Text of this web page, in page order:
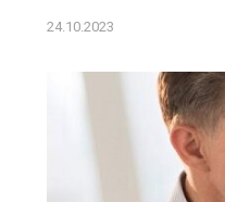
24.10.2023